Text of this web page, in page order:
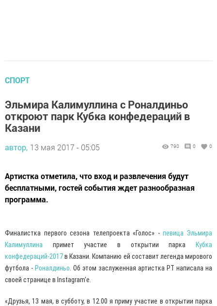
СПОРТ
Эльмира Калимуллина с Роналдиньо
откроют парк Кубка конфедераций в
Казани
автор, 13 мая 2017 - 05:05 790 0 0
Артистка отметила, что вход и развлечения будут
бесплатными, гостей события ждет разнообразная
программа.
Финалистка первого сезона телепроекта «Голос» -певица Эльмира
Калимуллина примет участие в открытии парка
Кубка
конфедераций-2017в Казани. Компанию ей составит легенда мирового
футбола - Роналдиньо . Об этом заслуженная артистка РТ написала на
своей странице в Instagram'е.
«Друзья, 13 мая, в субботу, в 12.00 я приму участие в открытии парка